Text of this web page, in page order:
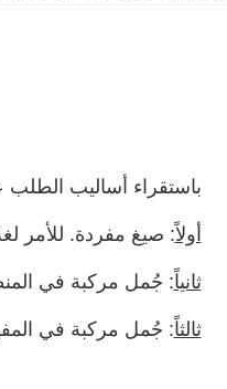
أساليب الطلب عند
أولاً: صيغ مفردة. للأمر
ثانياً: جُمل مركبة في
ثالثاً: جُمل مركبة في